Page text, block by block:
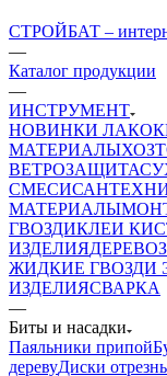
СТРОЙБАТ –
—
Каталог продукции
—
ИНСТРУМЕНТ
НОВИНКИ
МАТЕРИАЛЫ
ВЕТРОЗАЩИТА
СМЕСИ
МАТЕРИАЛЫ
ГВОЗДИКЛЕИ
ИЗДЕЛИЯ
ЖИДКИЕ ГВОЗДИ
ИЗДЕЛИЯСВАРКА
—
Биты и насадки
Паяльники припой
деревуДиски